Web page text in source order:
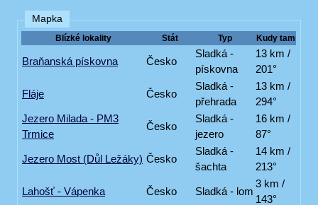
Mapka
Blízké lokality Stát Typ Kudy tam
Braňanská pískovna Česko
Sladká -
pískovna
13 km /
201°
Fláje Česko
Sladká -
přehrada
13 km /
294°
Jezero Milada - PM3
Trmice
Česko
Sladká -
jezero
16 km /
87°
Jezero Most (Důl Ležáky) Česko
Sladká -
šachta
14 km /
213°
Lahošť - Vápenka Česko Sladká - lom
3 km /
143°